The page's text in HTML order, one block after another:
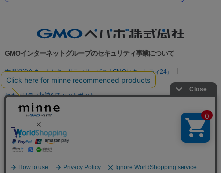
GMOインターネットグループのセキュリティ事業について
世界初総合ネットセキュリティサービス「GMOセキュリティ24」
パスワード漏洩診断
Webサイトリスク診断
セキュリティ相談AIチャットボット
実在証明・盗聴対策
サイバー攻撃対策（GMO Flatt Security）
セキュリティ事業の軌跡